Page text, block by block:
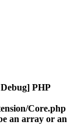
PHP
Core.php
an array or an